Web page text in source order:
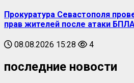
Прокуратура Севастополя
прав жителей после атаки
08.08.2026 15:28 4
последние новости